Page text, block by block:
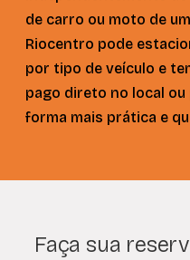
de carro ou moto de
Riocentro pode
por tipo de veículo e
pago direto no local ou
forma mais prática e
Faça sua